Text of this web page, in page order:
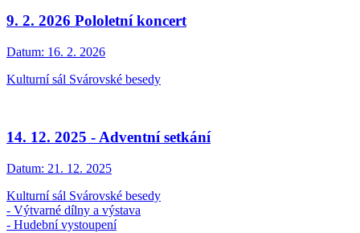
9. 2. 2026 Pololetní koncert
Datum: 16. 2. 2026
Kulturní sál Svárovské besedy
14. 12. 2025 - Adventní setkání
Datum: 21. 12. 2025
Kulturní sál Svárovské besedy
- Výtvarné dílny a výstava
- Hudební vystoupení